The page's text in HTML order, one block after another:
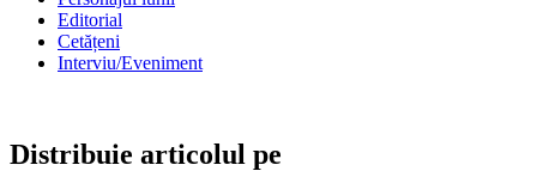
Editorial
Cetățeni
Interviu/Eveniment
Distribuie articolul pe